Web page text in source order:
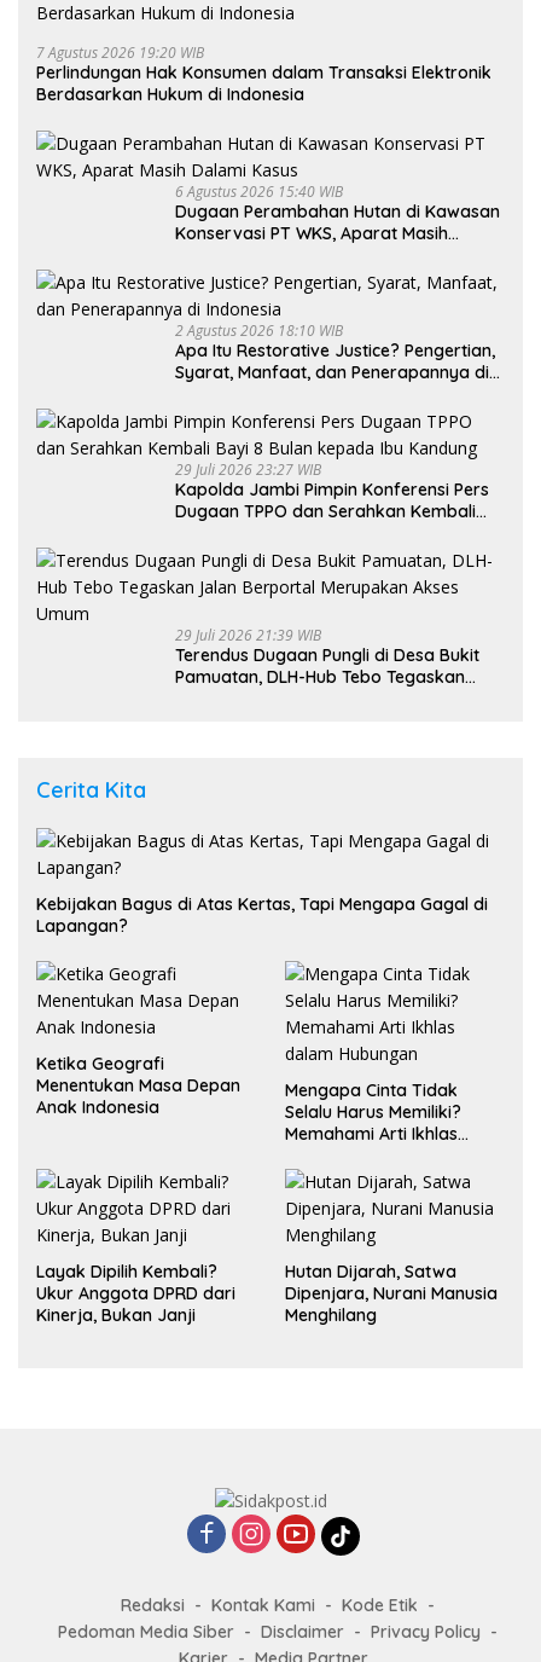
7 Agustus 2026 19:20 WIB
Perlindungan Hak Konsumen dalam Transaksi Elektronik
Berdasarkan Hukum di Indonesia
6 Agustus 2026 15:40 WIB
Dugaan Perambahan Hutan di Kawasan
Konservasi PT WKS, Aparat Masih
2 Agustus 2026 18:10 WIB
Apa Itu Restorative Justice? Pengertian,
Syarat, Manfaat, dan Penerapannya di
29 Juli 2026 23:27 WIB
Kapolda Jambi Pimpin Konferensi Pers
Dugaan TPPO dan Serahkan Kembali
29 Juli 2026 21:39 WIB
Terendus Dugaan Pungli di Desa Bukit
Pamuatan, DLH-Hub Tebo Tegaskan
Cerita Kita
Kebijakan Bagus di Atas Kertas, Tapi Mengapa Gagal di
Lapangan?
Ketika Geografi
Menentukan Masa Depan
Anak Indonesia
Mengapa Cinta Tidak
Selalu Harus Memiliki?
Memahami Arti Ikhlas
Layak Dipilih Kembali?
Ukur Anggota DPRD dari
Kinerja, Bukan Janji
Hutan Dijarah, Satwa
Dipenjara, Nurani Manusia
Menghilang
Redaksi Kontak Kami
Kode Etik
Pedoman Media Siber
Disclaimer
Privacy Policy